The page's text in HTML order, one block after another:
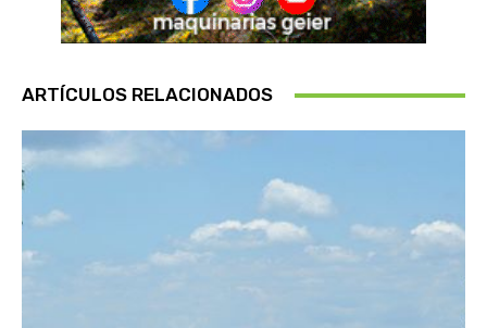
ARTÍCULOS RELACIONADOS